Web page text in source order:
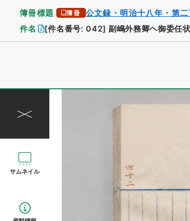
簿冊標題 簿冊 公文録・明治十八年・第
件名 [件名番号: 042] 副嶋外務卿ヘ御委任
サムネイル